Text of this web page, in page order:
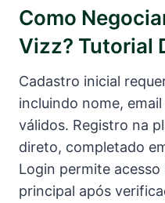
Como
Vizz? Tutorial
Cadastro inicial
incluindo nome,
válidos. Registro na
direto, completado
Login permite
principal após